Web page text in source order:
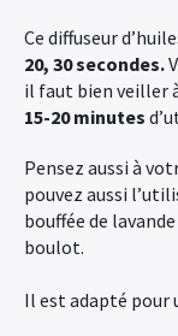
Ce diffuseur
20, 30 secondes.
il faut bien veiller
15-20 minutes
Pensez aussi à
pouvez aussi
bouffée de
boulot.
Il est adapté pour